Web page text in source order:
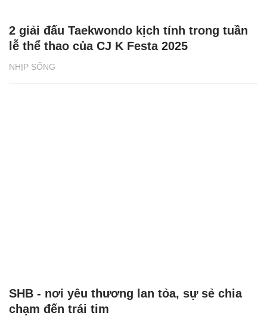
NHỊP SỐNG
2 giải đấu Taekwondo kịch tính trong tuần
lễ thể thao của CJ K Festa 2025
SHB - nơi yêu thương lan tỏa, sự sẻ chia
chạm đến trái tim